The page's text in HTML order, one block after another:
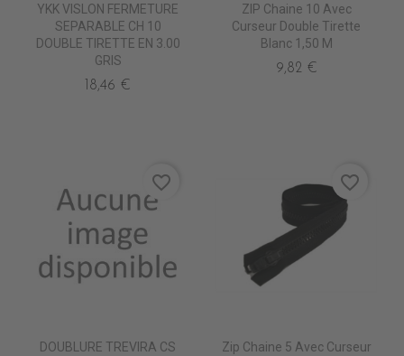
YKK VISLON FERMETURE
SEPARABLE CH 10
DOUBLE TIRETTE EN 3.00
GRIS
18,46 €
ZIP Chaine 10 Avec
Curseur Double Tirette
Blanc 1,50 M
9,82 €
DOUBLURE TREVIRA CS
favorite_border
Zip Chaine 5 Avec Curseur
favorite_border